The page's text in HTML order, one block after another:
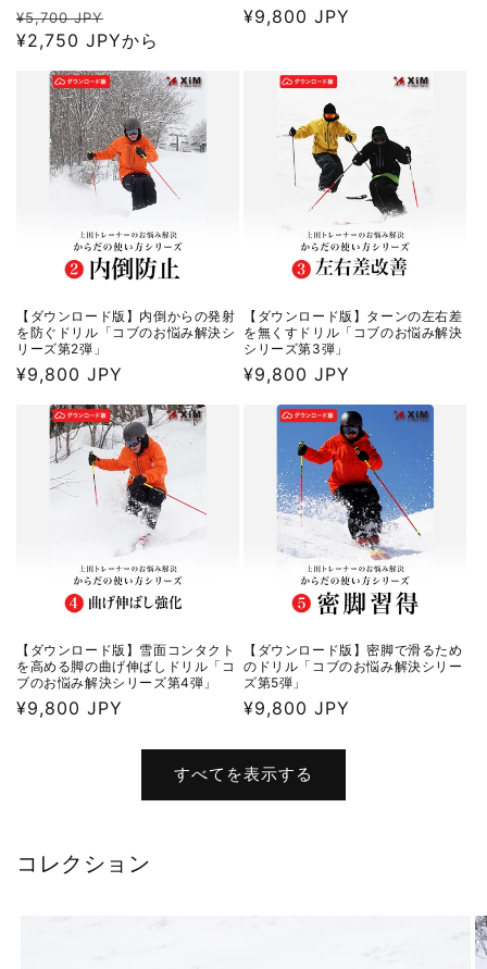
通
常
¥5,700 JPY
ー
価
格
¥2,750 JPYから
通
¥9,800 JPY
【ダウンロード版】内倒からの発射
を防ぐドリル「コブのお悩み解決シ
リーズ第2弾」
通
¥9,800 JPY
【ダウンロード版】ターンの左右差
を無くすドリル「コブのお悩み解決
シリーズ第3弾」
通
¥9,800 JPY
【ダウンロード版】雪面コンタクト
を高める脚の曲げ伸ばしドリル「コ
ブのお悩み解決シリーズ第4弾」
通
¥9,800 JPY
【ダウンロード版】密脚で滑るため
のドリル「コブのお悩み解決シリー
ズ第5弾」
通
価
格
¥9,800 JPY
すべてを表示する
コレクション